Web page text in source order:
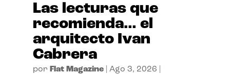
Las lecturas que
recomienda… el
arquitecto Ivan
Cabrera
por Flat Magazine| Ago 3, 2026